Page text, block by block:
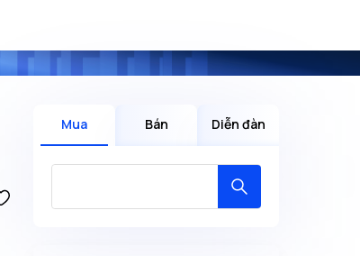
Mua Bán Diễn đàn